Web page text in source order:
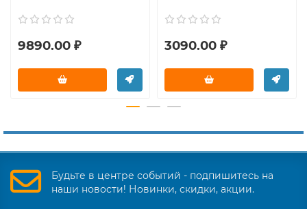
9890.00 ₽ 3090.00 ₽
Будьте в центре событий - подпишитесь на
наши новости! Новинки, скидки, акции.